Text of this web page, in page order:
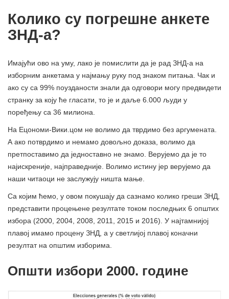
Колико су погрешне анкете
ЗНД-а?
Имајући ово на уму, лако је помислити да је рад ЗНД-а на
изборним анкетама у најмању руку под знаком питања. Чак и
ако су са 99% поузданости знали да одговори могу предвидети
странку за коју ће гласати, то је и даље 6.000 људи у
поређењу са 36 милиона.
На Ецономи-Вики.цом не волимо да тврдимо без аргумената.
А ако потврдимо и немамо довољно доказа, волимо да
претпоставимо да једноставно не знамо. Верујемо да је то
најискреније, најправедније. Волимо истину јер верујемо да
наши читаоци не заслужују ништа мање.
Са којим ћемо, у овом покушају да сазнамо колико греши ЗНД,
представити процењене резултате током последњих 6 општих
избора (2000, 2004, 2008, 2011, 2015 и 2016). У најтамнијој
плавој имамо процену ЗНД, а у светлијој плавој коначни
резултат на општим изборима.
Општи избори 2000. године